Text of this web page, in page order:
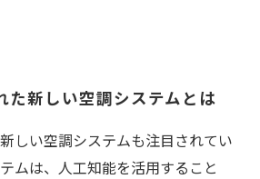
た新しい空調システムとは
しい空調システムも注目されてい
ムは、人工知能を活用すること